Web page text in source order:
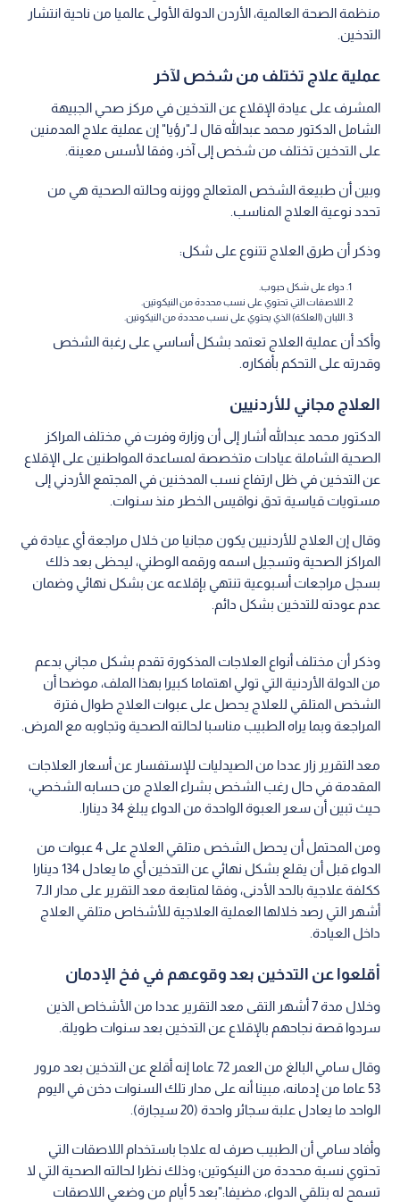
منظمة الصحة العالمية، الأردن الدولة الأولى عالميا من ناحية انتشار
التدخين.
عملية علاج تختلف من شخص لآخر
المشرف على عيادة الإقلاع عن التدخين في مركز صحي الجبيهة
الشامل الدكتور محمد عبدالله قال لـ"رؤيا" إن عملية علاج المدمنين
على التدخين تختلف من شخص إلى آخر، وفقا لأسس معينة.
وبين أن طبيعة الشخص المتعالج ووزنه وحالته الصحية هي من
تحدد نوعية العلاج المناسب.
وذكر أن طرق العلاج تتنوع على شكل:
دواء على شكل حبوب.
اللاصقات التي تحتوي على نسب محددة من النيكوتين.
اللبان (العلكة) الذي يحتوي على نسب محددة من النيكوتين.
وأكد أن عملية العلاج تعتمد بشكل أساسي على رغبة الشخص
وقدرته على التحكم بأفكاره.
العلاج مجاني للأردنيين
الدكتور محمد عبدالله أشار إلى أن وزارة وفرت في مختلف المراكز
الصحية الشاملة عيادات متخصصة لمساعدة المواطنين على الإقلاع
عن التدخين في ظل ارتفاع نسب المدخنين في المجتمع الأردني إلى
مستويات قياسية تدق نواقيس الخطر منذ سنوات.
وقال إن العلاج للأردنيين يكون مجانيا من خلال مراجعة أي عيادة في
المراكز الصحية وتسجيل اسمه ورقمه الوطني، ليحظى بعد ذلك
بسجل مراجعات أسبوعية تنتهي بإقلاعه عن بشكل نهائي وضمان
عدم عودته للتدخين بشكل دائم.
وذكر أن مختلف أنواع العلاجات المذكورة تقدم بشكل مجاني بدعم
من الدولة الأردنية التي تولي اهتماما كبيرا بهذا الملف، موضحا أن
الشخص المتلقي للعلاج يحصل على عبوات العلاج طوال فترة
المراجعة وبما يراه الطبيب مناسبا لحالته الصحية وتجاوبه مع المرض.
معد التقرير زار عددا من الصيدليات للإستفسار عن أسعار العلاجات
المقدمة في حال رغب الشخص بشراء العلاج من حسابه الشخصي،
حيث تبين أن سعر العبوة الواحدة من الدواء يبلغ 34 دينارا.
ومن المحتمل أن يحصل الشخص متلقي العلاج على 4 عبوات من
الدواء قبل أن يقلع بشكل نهائي عن التدخين أي ما يعادل 134 دينارا
ككلفة علاجية بالحد الأدنى، وفقا لمتابعة معد التقرير على مدار الـ7
أشهر التي رصد خلالها العملية العلاجية للأشخاص متلقي العلاج
داخل العيادة.
أقلعوا عن التدخين بعد وقوعهم في فخ الإدمان
وخلال مدة 7 أشهر التقى معد التقرير عددا من الأشخاص الذين
سردوا قصة نجاحهم بالإقلاع عن التدخين بعد سنوات طويلة.
وقال سامي البالغ من العمر 72 عاما إنه أقلع عن التدخين بعد مرور
53 عاما من إدمانه، مبينا أنه على مدار تلك السنوات دخن في اليوم
الواحد ما يعادل علبة سجائر واحدة (20 سيجارة).
وأفاد سامي أن الطبيب صرف له علاجا باستخدام اللاصقات التي
تحتوي نسبة محددة من النيكوتين؛ وذلك نظرا لحالته الصحية التي لا
تسمح له بتلقي الدواء، مضيفا:"بعد 5 أيام من وضعي اللاصقات